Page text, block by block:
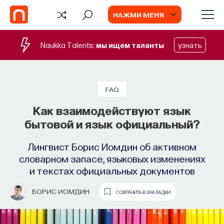
НАЖМИ МЕНЯ
Naukka Talents: мы ищем таланты узнать
FAQ
Как взаимодействуют язык
бытовой и язык официальный?
Лингвист Борис Иомдин об активном
словарном запасе, языковых изменениях
и текстах официальных документов
БОРИС ИОМДИН СОХРАНИТЬ В ЗАКЛАДКИ
Химия между нейронами:
вещества, которые управляют нами
Как наши память, потребности, эмоции,
внимание, воля связаны с передачей
сигналов от нейромедиаторов?
ВЯЧЕСЛАВ ДУБЫНИН СОХРАНИТЬ В ЗАКЛАДКИ
ВИДЕО
Исследования древнегреческой